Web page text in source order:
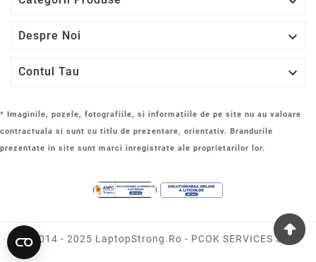
Despre Noi 
Contul Tau 
* Imaginile, pozele, fotografiile, si informatiile de pe site nu au valoare
contractuala si sunt cu titlu de prezentare, orientativ. Brandurile
prezentate in site sunt marci inregistrate ale proprietarilor lor.
© 2014 - 2025 LaptopStrong.ro - PCOK SERVICES SRL